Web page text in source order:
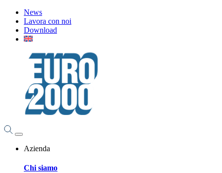
News
Lavora con noi
Download
Azienda
Chi siamo